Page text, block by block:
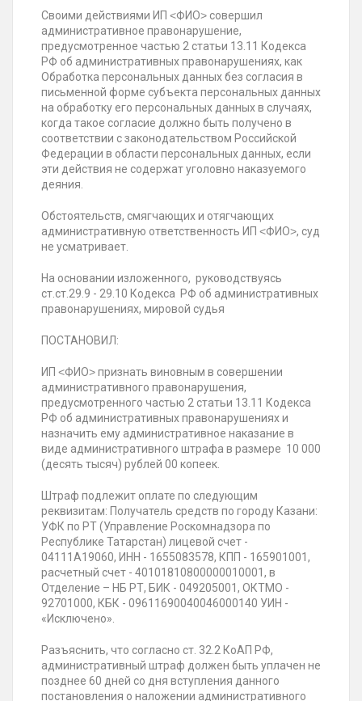
Своими действиями ИП ˂ФИО˃ совершил
административное правонарушение,
предусмотренное частью 2 статьи 13.11 Кодекса
РФ об административных правонарушениях, как
Обработка персональных данных без согласия в
письменной форме субъекта персональных данных
на обработку его персональных данных в случаях,
когда такое согласие должно быть получено в
соответствии с законодательством Российской
Федерации в области персональных данных, если
эти действия не содержат уголовно наказуемого
деяния.
Обстоятельств, смягчающих и отягчающих
административную ответственность ИП ˂ФИО˃, суд
не усматривает.
На основании изложенного, руководствуясь
ст.ст.29.9 - 29.10 Кодекса РФ об административных
правонарушениях, мировой судья
ПОСТАНОВИЛ:
ИП ˂ФИО˃ признать виновным в совершении
административного правонарушения,
предусмотренного частью 2 статьи 13.11 Кодекса
РФ об административных правонарушениях и
назначить ему административное наказание в
виде административного штрафа в размере 10 000
(десять тысяч) рублей 00 копеек.
Штраф подлежит оплате по следующим
реквизитам: Получатель средств по городу Казани:
УФК по РТ (Управление Роскомнадзора по
Республике Татарстан) лицевой счет -
04111А19060, ИНН - 1655083578, КПП - 165901001,
расчетный счет - 40101810800000010001, в
Отделение – НБ РТ, БИК - 049205001, ОКТМО -
92701000, КБК - 09611690040046000140 УИН -
«Исключено».
Разъяснить, что согласно ст. 32.2 КоАП РФ,
административный штраф должен быть уплачен не
позднее 60 дней со дня вступления данного
постановления о наложении административного